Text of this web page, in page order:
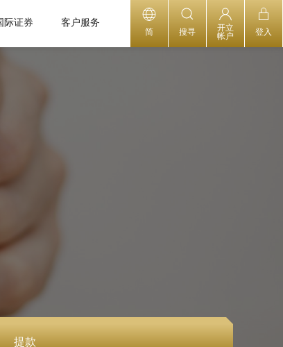
际证券 客户服务
简 搜寻
开立
帐户
登入
提款